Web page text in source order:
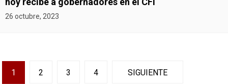
26 octubre, 2023
N
1 2 3 4 SIGUIENTE